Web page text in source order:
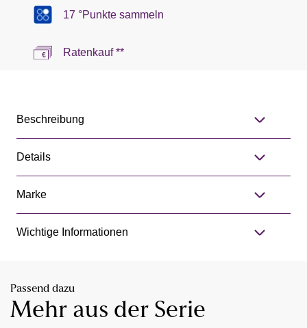
17 °Punkte sammeln
Ratenkauf **
Beschreibung
Details
Marke
Wichtige Informationen
Passend dazu
Mehr aus der Serie